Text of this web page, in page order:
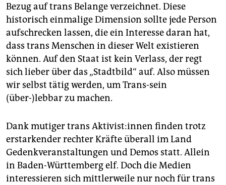
Bezug auf trans Belange verzeichnet. Diese
historisch einmalige Dimension sollte jede Person
aufschrecken lassen, die ein Interesse daran hat,
dass trans Menschen in dieser Welt existieren
können. Auf den Staat ist kein Verlass, der regt
sich lieber über das „Stadtbild“ auf. Also müssen
wir selbst tätig werden, um Trans-sein
(über-)lebbar zu machen.
Dank mutiger trans Ak­ti­vis­t:in­nen finden trotz
erstarkender rechter Kräfte überall im Land
Gedenkveranstaltungen und Demos statt. Allein
in Baden-Württemberg elf. Doch die Medien
interessieren sich mittlerweile nur noch für trans